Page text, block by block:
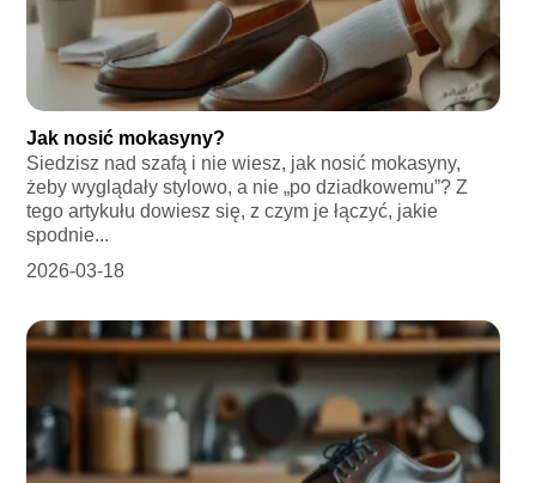
Jak nosić mokasyny?
Siedzisz nad szafą i nie wiesz, jak nosić mokasyny,
żeby wyglądały stylowo, a nie „po dziadkowemu”? Z
tego artykułu dowiesz się, z czym je łączyć, jakie
spodnie...
2026-03-18